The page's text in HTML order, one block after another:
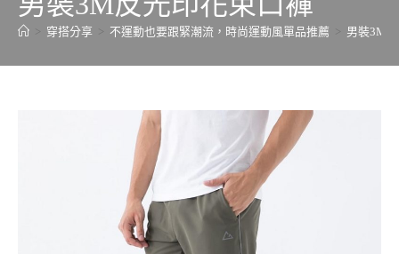
穿搭分享 不運動也要跟緊潮流，時尚運動風單品推薦 男裝3M